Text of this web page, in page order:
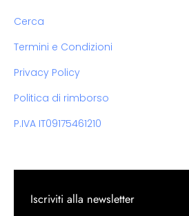
Cerca
Termini e Condizioni
Privacy Policy
Politica di rimborso
P.IVA IT09175461210
Iscriviti alla newsletter